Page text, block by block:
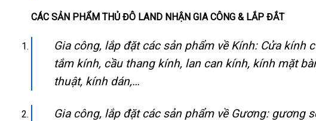
CÁC SẢN PHẨM THỦ ĐÔ LAND NHẬN GIA CÔNG & LẮP ĐẮT
Gia công, lắp đặt các sản phẩm về Kính: Cửa
tắm kính, cầu thang kính, lan can kính, kính mặt
thuật, kính dán,…
Gia công, lắp đặt các sản phẩm về Gương: